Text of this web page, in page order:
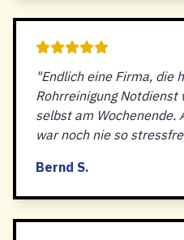
"Endlich eine Firma, die
Rohrreinigung
selbst am Wochenende.
war noch nie so
Bernd S.